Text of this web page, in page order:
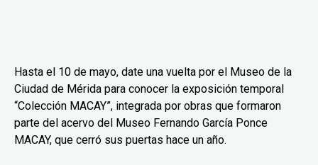
Hasta el 10 de mayo, date una vuelta por el Museo de la
Ciudad de Mérida para conocer la exposición temporal
“Colección MACAY”, integrada por obras que formaron
parte del acervo del Museo Fernando García Ponce
MACAY, que cerró sus puertas hace un año.